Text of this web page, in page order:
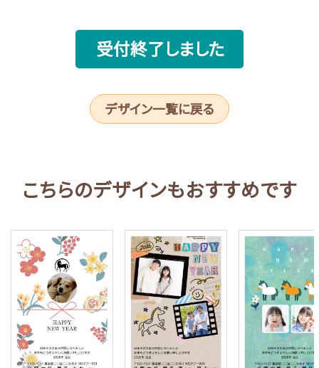
受付終了しました
デザイン一覧に戻る
こちらのデザインもおすすめです